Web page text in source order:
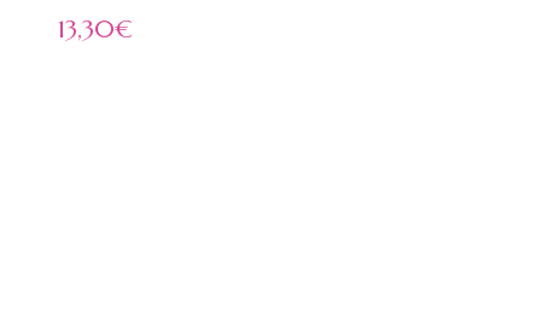
13,30€